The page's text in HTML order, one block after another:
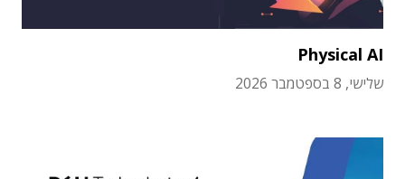
Physical AI
שלישי, 8 בספטמבר 2026